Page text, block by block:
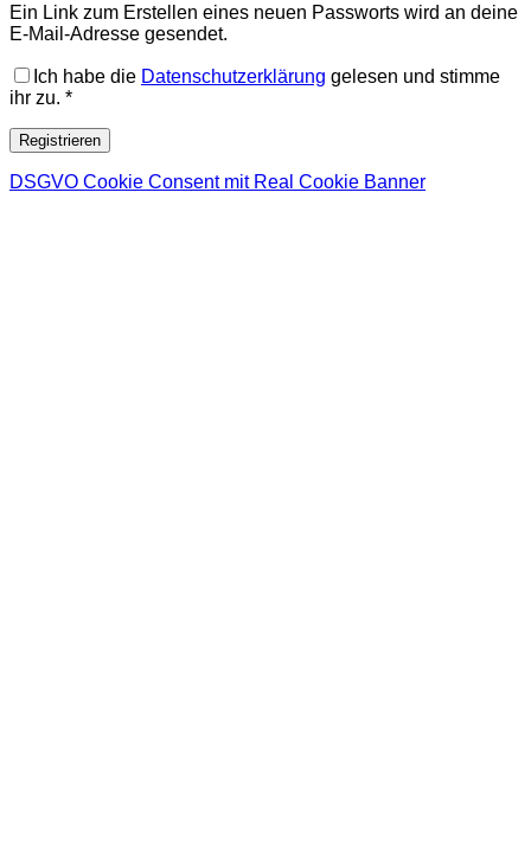
Ein Link zum Erstellen eines neuen Passworts wird an deine
E-Mail-Adresse gesendet.
Ich habe die Datenschutzerklärung gelesen und stimme
ihr zu. *
Registrieren
DSGVO Cookie Consent mit Real Cookie Banner